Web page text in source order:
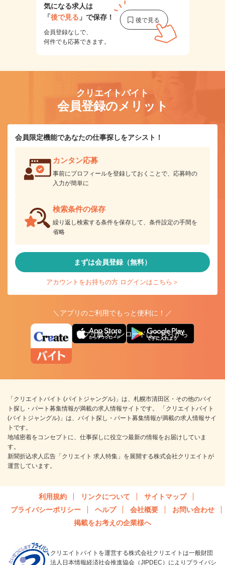
気になる求人は
「後で見る 」で保存！
会員登録なしで、
何件でも応募できます。
クリエイトバイト
会員登録のメリット
会員限定機能であなたの仕事探しをアシスト！
カンタン応募
事前にプロフィールを登録しておくことで、応募時の
入力が簡単に
検索条件の保存
繰り返し検索する条件を保存して、条件設定の手間を
省略
まずは会員登録（無料）
アカウントをお持ちの方 ログインはこちら＞
＼アプリのご利用でもっと便利に！／
アプリ版ダウンロードはこちらから
「クリエイトバイト (バイトジャングル)」は、札幌市清田区・その他のバイ
ト探し・パート募集情報が満載の求人情報サイトです。 「クリエイトバイト
(バイトジャングル)」は、バイト探し・パート募集情報が満載の求人情報サイ
トです。
地域密着をコンセプトに、仕事探しに役立つ最新の情報をお届けしていま
す。
新聞折込求人広告「クリエイト 求人特集」を展開する株式会社クリエイトが
運営しています。
利用規約 リンクについて
サイトマップ
プライバシーポリシー
ヘルプ 会社概要
お問い合わせ
掲載をお考えの企業様へ
クリエイトバイトを運営する株式会社クリエイトは一般財団
法人日本情報経済社会推進協会（JIPDEC）によりプライバシ